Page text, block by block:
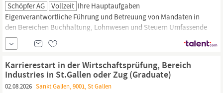
Schöpfer AG Vollzeit Ihre Hauptaufgaben
Eigenverantwortliche Führung und Betreuung von Mandaten in
den Bereichen Buchhaltung, Lohnwesen und Steuern Umfassende
Beratung unserer KMU-Kunden in Finanzfragen, inkl. MWST und
Sozialversicherungen Mitwirkung bei spannenden Projekten? von
Karrierestart in der Wirtschaftsprüfung, Bereich
Industries in St.Gallen oder Zug (Graduate)
02.08.2026 Sankt Gallen, 9001, St Gallen